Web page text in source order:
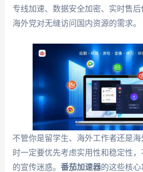
专线加速、数据安全加密、实时售
海外党对无缝访问国内资源的需求。
不管你是留学生、海外工作者还是
时一定要优先考虑实用性和稳定性
的宣传迷惑。 番茄加速器的这些核